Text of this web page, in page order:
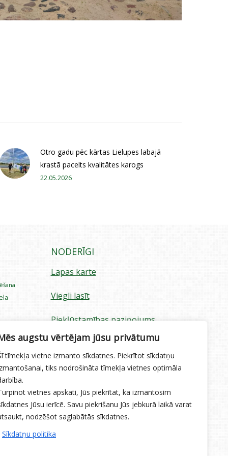
augstu vērtējam jūsu privātumu
tīmekļa vietne izmanto sīkdatnes. Piekrītot sīkdatņu
tiks nodrošināta tīmekļa vietnes optimāla
vietnes apskati, Jūs piekrītat, ka izmantosim
Jūsu ierīcē. Savu piekrišanu Jūs jebkurā laikā varat
nodzēšot saglabātās sīkdatnes.
Sīkdatņu politika
Otro gadu pēc kārtas Lielupes labajā
krastā pacelts kvalitātes karogs
22.05.2026
NODERĪGI
Lapas karte
Viegli lasīt
Piekļūstamības paziņojums
Sīkdatņu izmantošana
Privātuma politika
Ētikas kodekss